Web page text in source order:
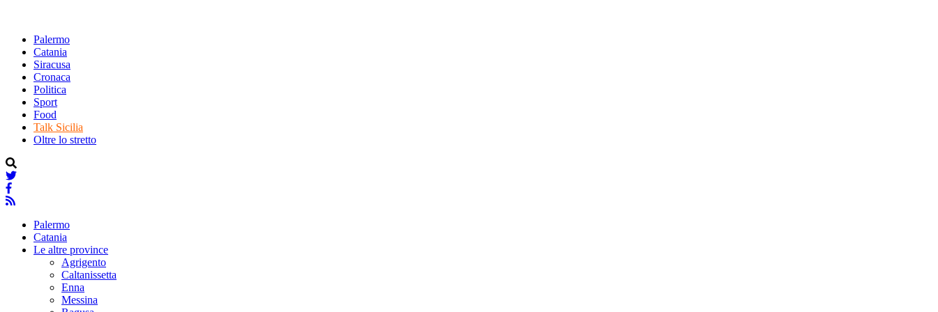
Palermo
Catania
Siracusa
Cronaca
Politica
Sport
Food
Talk Sicilia
Oltre lo stretto
Palermo
Catania
Le altre province
Agrigento
Caltanissetta
Enna
Messina